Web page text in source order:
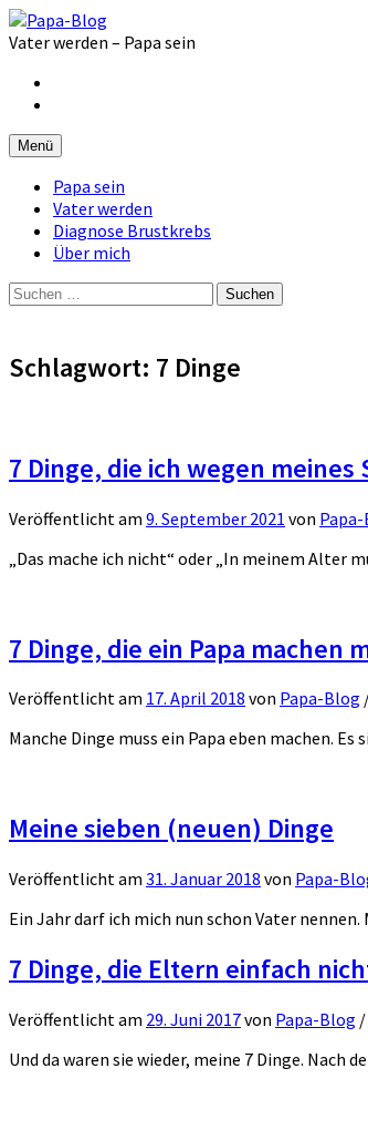
Zum
Inhalt
Vater werden – Papa sein
Menü
Papa sein
Vater werden
Diagnose Brustkrebs
Über mich
Suchen
Schlagwort: 7 Dinge
7 Dinge, die ich wegen
Veröffentlicht am 9. September 2021 von
„Das mache ich nicht“ oder „In meinem Alter
7 Dinge, die ein Papa machen
Veröffentlichtam 17. April 2018 von Papa-Blog
Manche Dinge muss ein Papa eben machen.
Meine sieben (neuen) Dinge
Veröffentlichtam 31. Januar 2018 von Papa-
Ein Jahr darf ich mich nun schon Vater
7 Dinge, die Eltern einfach
Veröffentlichtam 29. Juni 2017von Papa-Blog /
Und da waren sie wieder, meine 7 Dinge. Nach